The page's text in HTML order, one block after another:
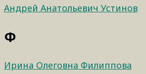
Андрей Анатольевич Устинов
Ф
Ирина Олеговна Филиппова